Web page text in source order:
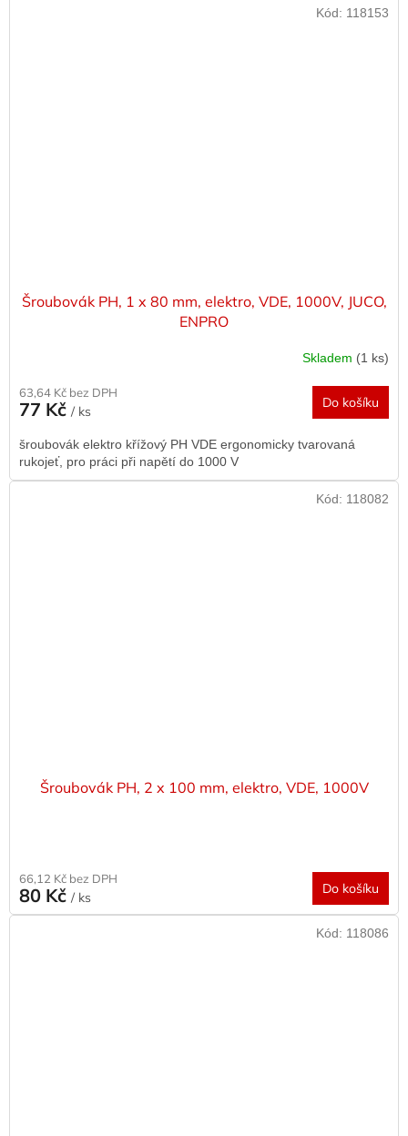
Šroubovák PH, 1 x 80 mm, elektro, VDE, 1000V, JUCO,
ENPRO
Skladem (1 ks)
63,64 Kč bez DPH
77 Kč / ks
Do košíku
šroubovák elektro křížový PH VDE ergonomicky tvarovaná
rukojeť, pro práci při napětí do 1000 V
Kód: 118153
Šroubovák PH, 2 x 100 mm, elektro, VDE, 1000V
66,12 Kč bez DPH
80 Kč / ks
Do košíku
Kód: 118082
Kód: 118086